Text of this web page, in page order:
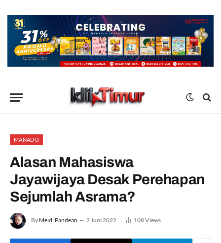
MANADO
Alasan Mahasiswa
Jayawijaya Desak Perehapan
Sejumlah Asrama?
By Meidi Pandean 2 Juni 2022 108Views